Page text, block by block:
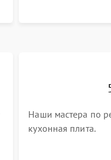
Наши мастера по
кухонная плита.